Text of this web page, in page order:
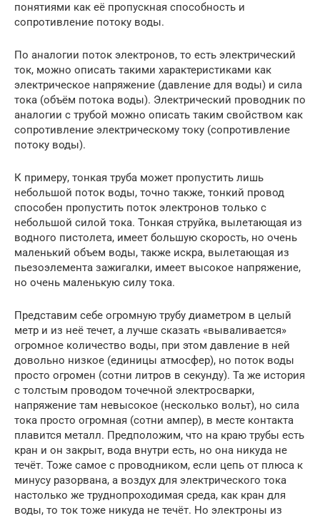
понятиями как её пропускная способность и
сопротивление потоку воды.
По аналогии поток электронов, то есть электрический
ток, можно описать такими характеристиками как
электрическое напряжение (давление для воды) и сила
тока (объём потока воды). Электрический проводник по
аналогии с трубой можно описать таким свойством как
сопротивление электрическому току (сопротивление
потоку воды).
К примеру, тонкая труба может пропустить лишь
небольшой поток воды, точно также, тонкий провод
способен пропустить поток электронов только с
небольшой силой тока. Тонкая струйка, вылетающая из
водного пистолета, имеет большую скорость, но очень
маленький объем воды, также искра, вылетающая из
пьезоэлемента зажигалки, имеет высокое напряжение,
но очень маленькую силу тока.
Представим себе огромную трубу диаметром в целый
метр и из неё течет, а лучше сказать «вываливается»
огромное количество воды, при этом давление в ней
довольно низкое (единицы атмосфер), но поток воды
просто огромен (сотни литров в секунду). Та же история
с толстым проводом точечной электросварки,
напряжение там невысокое (несколько вольт), но сила
тока просто огромная (сотни ампер), в месте контакта
плавится металл. Предположим, что на краю трубы есть
кран и он закрыт, вода внутри есть, но она никуда не
течёт. Тоже самое с проводником, если цепь от плюса к
минусу разорвана, а воздух для электрического тока
настолько же труднопроходимая среда, как кран для
воды, то ток тоже никуда не течёт. Но электроны из